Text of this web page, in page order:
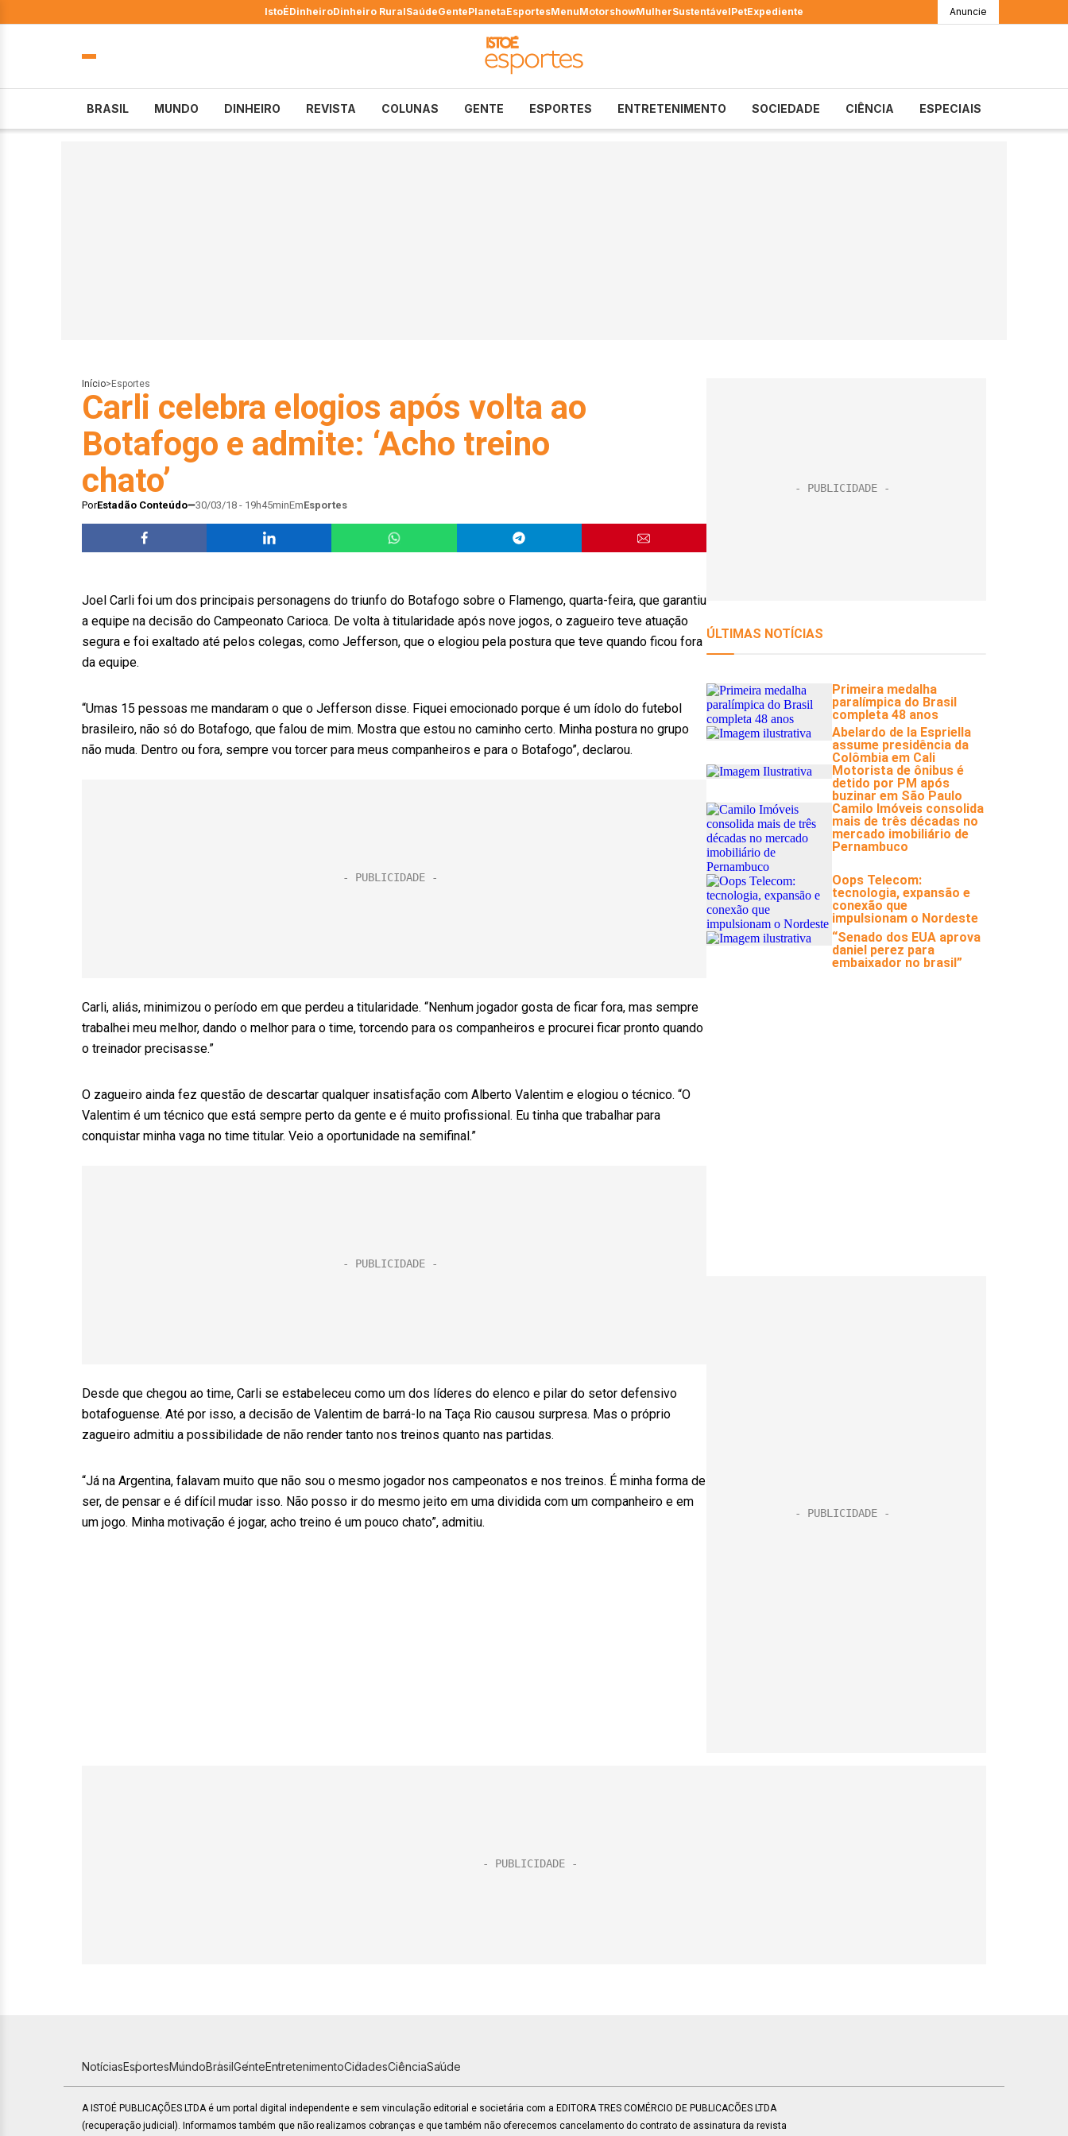
IstoÉDinheiroDinheiro RuralSaúdeGentePlanetaEsportesMenuMotorshowMulherSustentávelPetExpediente Anuncie
BRASIL MUNDO DINHEIRO REVISTA COLUNAS GENTE ESPORTES ENTRETENIMENTO SOCIEDADE CIÊNCIA ESPECIAIS
Início> Esportes
Carli celebra elogios após volta ao
Botafogo e admite: ‘Acho treino
chato’
PorEstadão Conteúdo 30/03/18 - 19h45minEmEsportes
Joel Carli foi um dos principais personagens do triunfo do Botafogo sobre o Flamengo, quarta-feira, que garantiu
a equipe na decisão do Campeonato Carioca. De volta à titularidade após nove jogos, o zagueiro teve atuação
segura e foi exaltado até pelos colegas, como Jefferson, que o elogiou pela postura que teve quando ficou fora
da equipe.
“Umas 15 pessoas me mandaram o que o Jefferson disse. Fiquei emocionado porque é um ídolo do futebol
brasileiro, não só do Botafogo, que falou de mim. Mostra que estou no caminho certo. Minha postura no grupo
não muda. Dentro ou fora, sempre vou torcer para meus companheiros e para o Botafogo”, declarou.
Carli, aliás, minimizou o período em que perdeu a titularidade. “Nenhum jogador gosta de ficar fora, mas sempre
trabalhei meu melhor, dando o melhor para o time, torcendo para os companheiros e procurei ficar pronto quando
o treinador precisasse.”
O zagueiro ainda fez questão de descartar qualquer insatisfação com Alberto Valentim e elogiou o técnico. “O
Valentim é um técnico que está sempre perto da gente e é muito profissional. Eu tinha que trabalhar para
conquistar minha vaga no time titular. Veio a oportunidade na semifinal.”
Desde que chegou ao time, Carli se estabeleceu como um dos líderes do elenco e pilar do setor defensivo
botafoguense. Até por isso, a decisão de Valentim de barrá-lo na Taça Rio causou surpresa. Mas o próprio
zagueiro admitiu a possibilidade de não render tanto nos treinos quanto nas partidas.
“Já na Argentina, falavam muito que não sou o mesmo jogador nos campeonatos e nos treinos. É minha forma de
ser, de pensar e é difícil mudar isso. Não posso ir do mesmo jeito em uma dividida com um companheiro e em
um jogo. Minha motivação é jogar, acho treino é um pouco chato”, admitiu.
NotíciasEsportesMundoBrasilGenteEntretenimentoCidadesCiênciaSaúde
A ISTOÉ PUBLICAÇÕES LTDA é um portal digital independente e sem vinculação editorial e societária com a EDITORA TRES COMÉRCIO DE PUBLICACÕES LTDA
(recuperação judicial). Informamos também que não realizamos cobranças e que também não oferecemos cancelamento do contrato de assinatura da revista